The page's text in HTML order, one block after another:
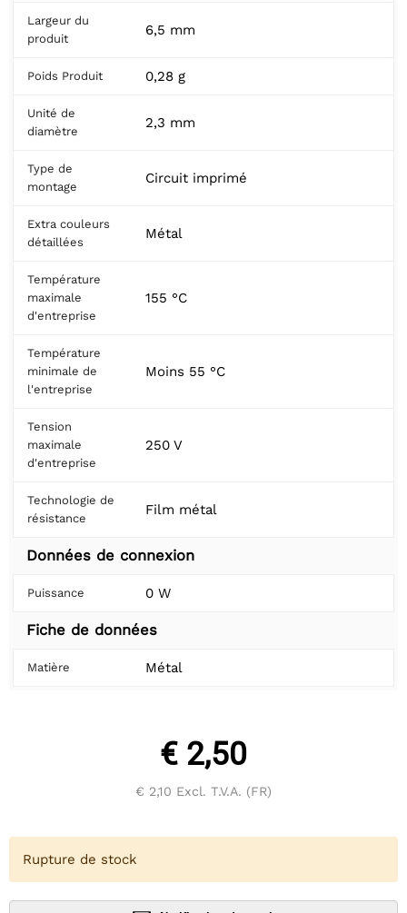
Largeur du
produit
6,5 mm
Poids Produit 0,28 g
Unité de
diamètre
2,3 mm
Type de
montage
Circuit imprimé
Extra couleurs
détaillées
Métal
Température
maximale
d'entreprise
155 °C
Température
minimale de
l'entreprise
Moins 55 °C
Tension
maximale
d'entreprise
250 V
Technologie de
résistance
Film métal
Données de connexion
Puissance 0 W
Fiche de données
Matière Métal
€ 2,50
€ 2,10 Excl. T.V.A. (FR)
Rupture de stock